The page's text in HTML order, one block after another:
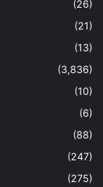
(26)
(21)
(13)
(3,836)
(10)
(6)
(88)
(247)
(275)